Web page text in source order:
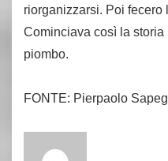
riorganizzarsi. Poi fecero
Cominciava così la
piombo.
FONTE: Pierpaolo